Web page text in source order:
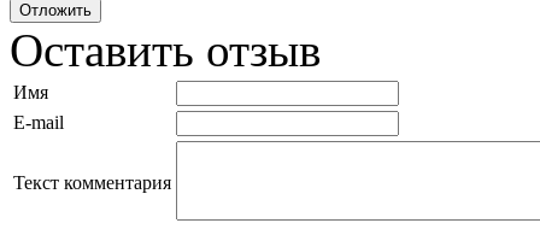
Оставить отзыв
Имя
E-mail
Текст комментария